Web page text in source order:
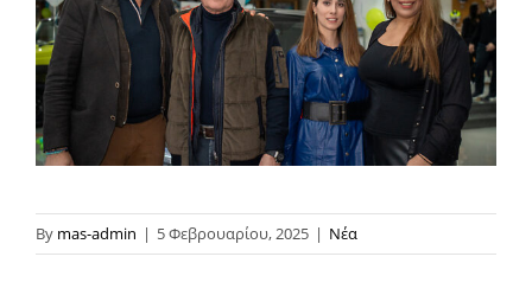
By mas-admin | 5 Φεβρουαρίου, 2025 | Νέα